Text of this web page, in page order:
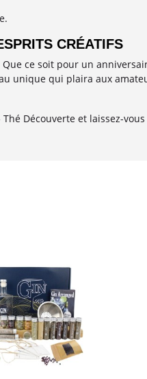
CRÉATIFS
ce soit pour un
unique qui plaira aux
Découverte et laissez-